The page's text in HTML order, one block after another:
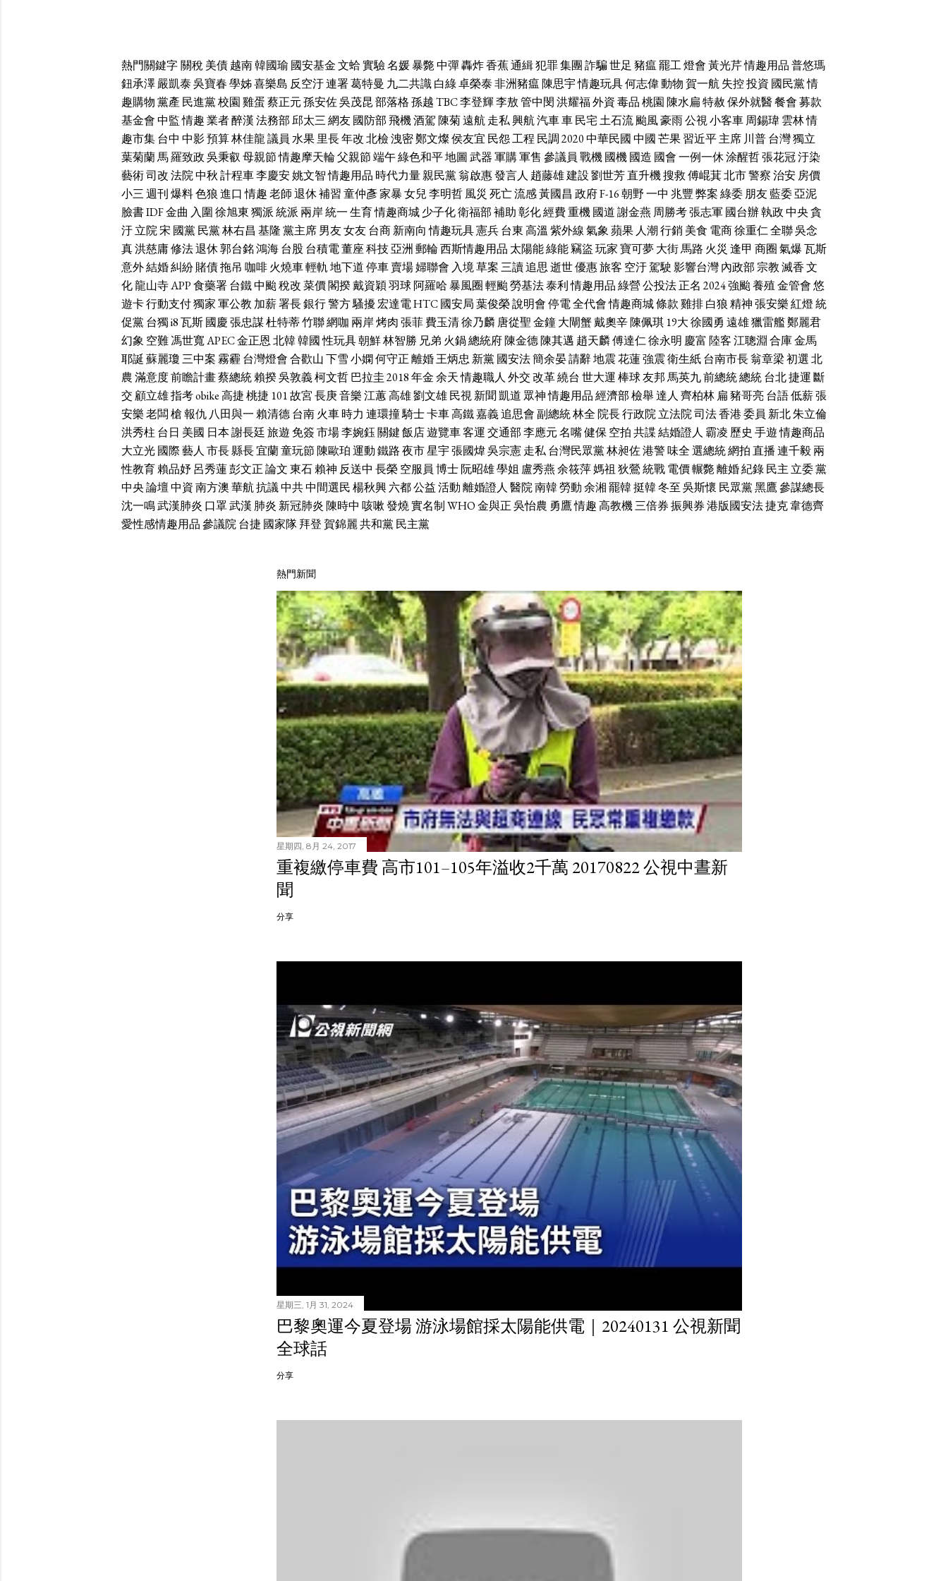
熱門關鍵字關稅美債越南韓國瑜 國安基金文蛤實驗名媛暴斃中彈轟炸香蕉通緝犯罪集團詐騙世足 豬瘟罷工燈會黃光芹情趣用品普悠瑪
鈕承澤嚴凱泰吳寶春學姊喜樂島 反空汙連署葛特曼 九二共識白綠卓榮泰非洲豬瘟陳思宇情趣玩具何志偉動物賀一航失控投資 國民黨情
趣購物黨產 民進黨校園雞蛋蔡正元孫安佐吳茂昆部落格孫越TBC李登輝李敖管中閔洪耀福外資毒品桃園陳水扁特赦保外就醫餐會募款
基金會中監情趣業者醉漢法務部邱太三網友國防部飛機酒駕陳菊遠航走私興航汽車車民宅土石流颱風豪雨公視小客車周錫瑋雲林情
趣市集台中 中影預算林佳龍議員 水果里長年改北檢洩密鄭文燦侯友宜 民怨工程 民調2020中華民國中國芒果習近平主席 川普台灣獨立
葉菊蘭馬羅致政吳秉叡母親節情趣摩天輪父親節端午綠色和平地圖武器軍購軍售 參議員 戰機國機國造 國會一例一休涂醒哲張花冠汙染
藝術司改法院中秋計程車李慶安姚文智情趣用品 時代力量親民黨翁啟惠發言人 趙藤雄建設劉世芳直升機搜救傅崐萁北市警察治安房價
小三週刊爆料色狼進口 情趣老師退休補習童仲彥家暴女兒李明哲風災 死亡流感黃國昌 政府F-16朝野一中 兆豐弊案綠委朋友藍委亞泥
臉書IDF金曲 入圍徐旭東獨派統派 兩岸統一生育情趣商城少子化衛福部補助彰化經費重機國道謝金燕 周勝考張志軍國台辦執政中央貪
汙立院宋 國黨民黨林右昌 基隆黨主席男友女友台商新南向 情趣玩具憲兵台東高溫 紫外線氣象蘋果 人潮行銷美食 電商徐重仁全聯吳念
真洪慈庸修法退休郭台銘鴻海台股 台積電董座科技亞洲 郵輪西斯情趣用品 太陽能綠能竊盜玩家寶可夢大街馬路 火災 逢甲 商圈氣爆瓦斯
意外結婚糾紛賭債拖吊 咖啡火燒車輕軌地下道停車賣場婦聯會 入境草案三讀追思逝世優惠旅客 空汙駕駛影響台灣內政部宗教滅香文
化龍山寺APP食藥署台鐵中颱稅改菜價閣揆戴資穎羽球阿羅哈暴風圈輕颱勞基法泰利情趣用品綠營公投法正名 2024強颱養殖金管會悠
遊卡行動支付獨家軍公教 加薪署長銀行警方騷擾宏達電HTC國安局葉俊榮說明會停電全代會情趣商城條款雞排白狼精神張安樂紅燈統
促黨台獨i8瓦斯國慶張忠謀杜特蒂竹聯網咖 兩岸烤肉張菲費玉清徐乃麟唐從聖金鐘大閘蟹戴奧辛陳佩琪 19大徐國勇 遠雄獵雷艦鄭麗君
幻象 空難馮世寬APEC金正恩北韓韓國性玩具朝鮮林智勝 兄弟 火鍋總統府陳金德陳其邁 趙天麟傅達仁徐永明 慶富 陸客江聰淵 合庫金馬
耶誕蘇麗瓊三中案霧霾 台灣燈會合歡山下雪小嫻何守正離婚王炳忠 新黨國安法簡余晏請辭地震花蓮強震衛生紙台南市長翁章梁初選北
農滿意度前瞻計畫蔡總統賴揆吳敦義柯文哲巴拉圭2018年金余天情趣職人 外交改革繞台 世大運棒球友邦馬英九前總統總統台北捷運 斷
交 顧立雄指考obike高捷桃捷 101故宮長庚音樂江蕙高雄劉文雄民視新聞 凱道 眾神情趣用品經濟部檢舉達人 齊柏林 扁豬哥亮台語低薪張
安樂老闆槍報仇 八田與一賴清德台南火車時力 連環撞騎士卡車高鐵嘉義追思會副總統林全 院長行政院立法院司法香港委員 新北朱立倫
洪秀柱 台日 美國 日本謝長廷旅遊 免簽市場李婉鈺關鍵飯店遊覽車客運交通部李應元名嘴健保空拍共諜結婚證人 霸凌 歷史 手遊情趣商品
大立光國際藝人 市長縣長宜蘭童玩節陳歐珀運動鐵路夜市星宇張國煒吳宗憲走私台灣民眾黨林昶佐港警味全選總統網拍直播連千毅兩
性教育賴品妤呂秀蓮彭文正論文東石賴神 反送中 長榮空服員 博士阮昭雄學姐 盧秀燕余筱萍媽祖 狄鶯統戰電價輾斃離婚紀錄民主 立委黨
中央論壇中資南方澳華航抗議中共中間選民楊秋興六都公益活動離婚證人 醫院南韓勞動余湘罷韓挺韓冬至吳斯懷 民眾黨黑鷹參謀總長
沈一鳴武漢肺炎 口罩武漢 肺炎 新冠肺炎陳時中 咳嗽發燒實名制WHO金與正吳怡農 勇鷹情趣高教機三倍券振興券港版國安法捷克韋德齊
愛性感情趣用品參議院台捷 國家隊拜登賀錦麗共和黨民主黨
熱門新聞
星期四, 8月 24, 2017
重複繳停車費 高市101–105年溢收2千萬 20170822 公視中晝新
聞
分享
星期三, 1月 31, 2024
巴黎奧運今夏登場 游泳場館採太陽能供電｜20240131 公視新聞
全球話
分享